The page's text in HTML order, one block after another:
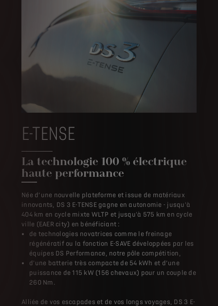
E-TENSE
La technologie 100 % électrique
haute performance
Née d’une nouvelle plateforme et issue de matériaux
innovants, DS 3 E-TENSE gagne en autonomie - jusqu'à
404 km en cycle mixte WLTP et jusqu'à 575 km en cycle
ville (EAER city) en bénéficiant :
de technologies novatrices comme le freinage
régénératif ou la fonction E-SAVE développées par les
équipes DS Performance, notre pôle compétition,
d'une batterie très compacte de 54 kWh et d’une
puissance de 115 kW (156 chevaux) pour un couple de
260 Nm.
Alliée de vos escapades et de vos longs voyages, DS 3 E-